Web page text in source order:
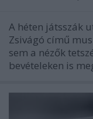
A héten játsszák
Zsivágó című
sem a nézők
bevételeken is